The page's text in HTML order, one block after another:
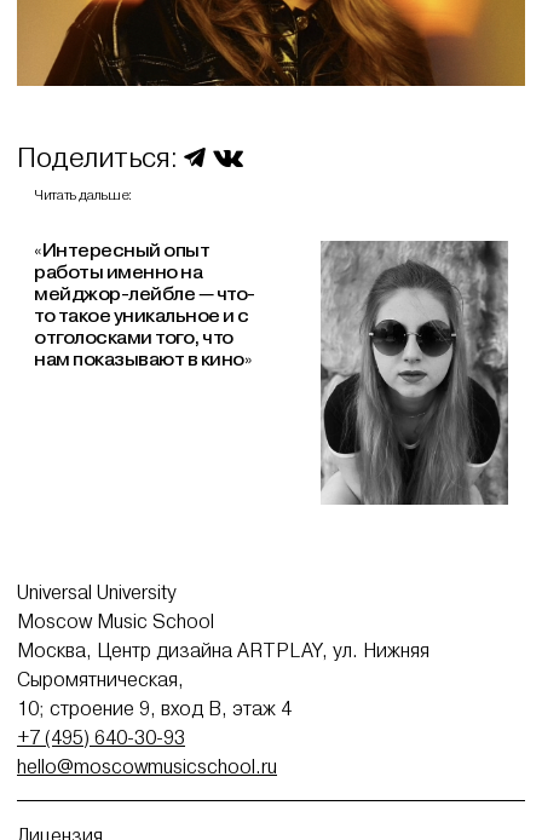
Поделиться:
Читать дальше:
«Интересный опыт
работы именно на
мейджор-лейбле — что-
то такое уникальное и с
отголосками того, что
нам показывают в кино»
Universal University
Moscow Music School
Москва, Центр дизайна ARTPLAY, ул. Нижняя
Сыромятническая,
10; строение 9, вход В, этаж 4
+7 (495) 640-30-93
hello@moscowmusicschool.ru